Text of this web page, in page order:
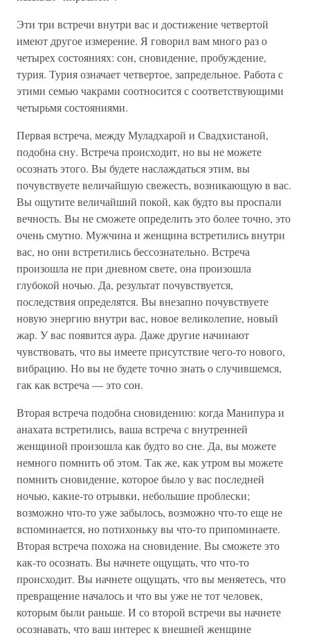
Эти три встречи внутри вас и достижение четвертой
имеют другое измерение. Я говорил вам много раз о
четырех состояниях: сон, сновидение, пробуждение,
турия. Турия означает четвертое, запредельное. Работа с
этими семью чакрами соотносится с соответствующими
четырьмя состояниями.
Первая встреча, между Муладхарой и Свадхистаной,
подобна сну. Встреча происходит, но вы не можете
осознать этого. Вы будете наслаждаться этим, вы
почувствуете величайшую свежесть, возникающую в вас.
Вы ощутите величайший покой, как будто вы проспали
вечность. Вы не сможете определить это более точно, это
очень смутно. Мужчина и женщина встретились внутри
вас, но они встретились бессознательно. Встреча
произошла не при дневном свете, она произошла
глубокой ночью. Да, результат почувствуется,
последствия определятся. Вы внезапно почувствуете
новую энергию внутри вас, новое великолепие, новый
жар. У вас появится аура. Даже другие начинают
чувствовать, что вы имеете присутствие чего-то нового,
вибрацию. Но вы не будете точно знать о случившемся,
гак как встреча — это сон.
Вторая встреча подобна сновидению: когда Манипура и
анахата встретились, ваша встреча с внутренней
женщиной произошла как будто во сне. Да, вы можете
немного помнить об этом. Так же, как утром вы можете
помнить сновидение, которое было у вас последней
ночью, какие-то отрывки, небольшие проблески;
возможно что-то уже забылось, возможно что-то еще не
вспоминается, но потихоньку вы что-то припоминаете.
Вторая встреча похожа на сновидение. Вы сможете это
как-то осознать. Вы начнете ощущать, что что-то
происходит. Вы начнете ощущать, что вы меняетесь, что
превращение началось и что вы уже не тот человек,
которым были раньше. И со второй встречи вы начнете
осознавать, что ваш интерес к внешней женщине